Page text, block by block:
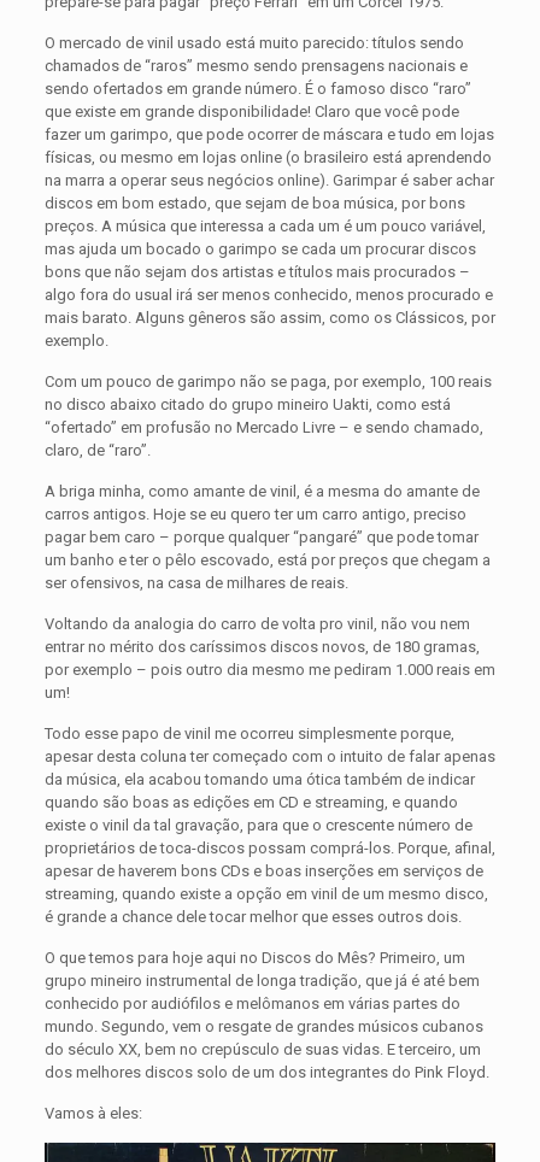
O mercado de vinil usado está muito parecido: títulos sendo
chamados de “raros” mesmo sendo prensagens nacionais e
sendo ofertados em grande número. É o famoso disco “raro”
que existe em grande disponibilidade! Claro que você pode
fazer um garimpo, que pode ocorrer de máscara e tudo em lojas
físicas, ou mesmo em lojas online (o brasileiro está aprendendo
na marra a operar seus negócios online). Garimpar é saber achar
discos em bom estado, que sejam de boa música, por bons
preços. A música que interessa a cada um é um pouco variável,
mas ajuda um bocado o garimpo se cada um procurar discos
bons que não sejam dos artistas e títulos mais procurados –
algo fora do usual irá ser menos conhecido, menos procurado e
mais barato. Alguns gêneros são assim, como os Clássicos, por
exemplo.
Com um pouco de garimpo não se paga, por exemplo, 100 reais
no disco abaixo citado do grupo mineiro Uakti, como está
“ofertado” em profusão no Mercado Livre – e sendo chamado,
claro, de “raro”.
A briga minha, como amante de vinil, é a mesma do amante de
carros antigos. Hoje se eu quero ter um carro antigo, preciso
pagar bem caro – porque qualquer “pangaré” que pode tomar
um banho e ter o pêlo escovado, está por preços que chegam a
ser ofensivos, na casa de milhares de reais.
Voltando da analogia do carro de volta pro vinil, não vou nem
entrar no mérito dos caríssimos discos novos, de 180 gramas,
por exemplo – pois outro dia mesmo me pediram 1.000 reais em
um!
Todo esse papo de vinil me ocorreu simplesmente porque,
apesar desta coluna ter começado com o intuito de falar apenas
da música, ela acabou tomando uma ótica também de indicar
quando são boas as edições em CD e streaming, e quando
existe o vinil da tal gravação, para que o crescente número de
proprietários de toca-discos possam comprá-los. Porque, afinal,
apesar de haverem bons CDs e boas inserções em serviços de
streaming, quando existe a opção em vinil de um mesmo disco,
é grande a chance dele tocar melhor que esses outros dois.
O que temos para hoje aqui no Discos do Mês? Primeiro, um
grupo mineiro instrumental de longa tradição, que já é até bem
conhecido por audiófilos e melômanos em várias partes do
mundo. Segundo, vem o resgate de grandes músicos cubanos
do século XX, bem no crepúsculo de suas vidas. E terceiro, um
dos melhores discos solo de um dos integrantes do Pink Floyd.
Vamos à eles: